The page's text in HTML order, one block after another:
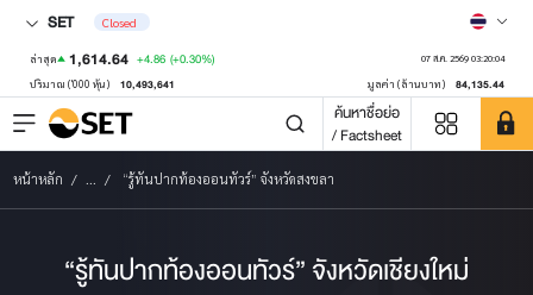
SET Closed
ล่าสุด 1,614.64 +4.86 (+0.30%) 07 ส.ค. 2569 03:20:04
ปริมาณ ('000 หุ้น) 10,493,641 มูลค่า (ล้านบาท) 84,135.44
ค้นหาชื่อย่อ
/ Factsheet
หน้าหลัก ... “รู้ทันปากท้องออนทัวร์” จังหวัดสงขลา
“รู้ทันปากท้องออนทัวร์” จังหวัดเชียงใหม่